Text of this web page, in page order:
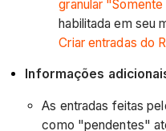
granular
habilitada em seu
Criar entradas do
Informações
As entradas feitas
como "pendentes"